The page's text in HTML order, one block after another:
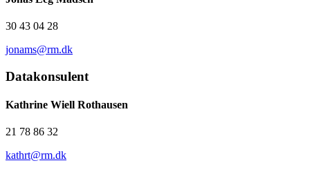
30 43 04 28
jonams@rm.dk
Datakonsulent
Kathrine Wiell Rothausen
21 78 86 32
kathrt@rm.dk